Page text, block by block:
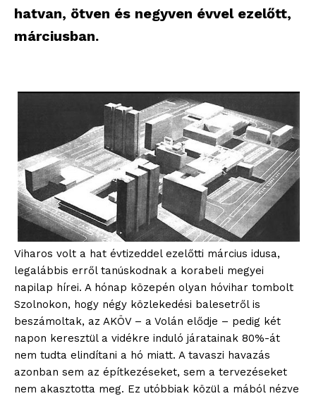
hatvan, ötven és negyven évvel ezelőtt,
márciusban.
Viharos volt a hat évtizeddel ezelőtti március idusa,
legalábbis erről tanúskodnak a korabeli megyei
napilap hírei. A hónap közepén olyan hóvihar tombolt
Szolnokon, hogy négy közlekedési balesetről is
beszámoltak, az AKÖV – a Volán elődje – pedig két
napon keresztül a vidékre induló járatainak 80%-át
nem tudta elindítani a hó miatt. A tavaszi havazás
azonban sem az építkezéseket, sem a tervezéseket
nem akasztotta meg. Ez utóbbiak közül a mából nézve